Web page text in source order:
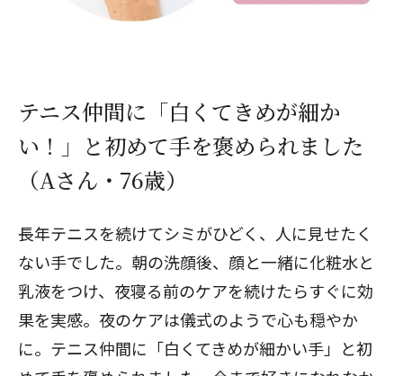
テニス仲間に「白くてきめが細か
い！」と初めて手を褒められました
（Aさん・76歳）
長年テニスを続けてシミがひどく、人に見せたく
ない手でした。朝の洗顔後、顔と一緒に化粧水と
乳液をつけ、夜寝る前のケアを続けたらすぐに効
果を実感。夜のケアは儀式のようで心も穏やか
に。テニス仲間に「白くてきめが細かい手」と初